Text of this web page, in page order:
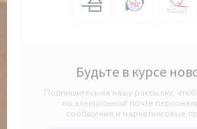
Будьте в курсе
Подпишитесь на нашу рассылку,
по электронной почте
сообщения и маркетинговые